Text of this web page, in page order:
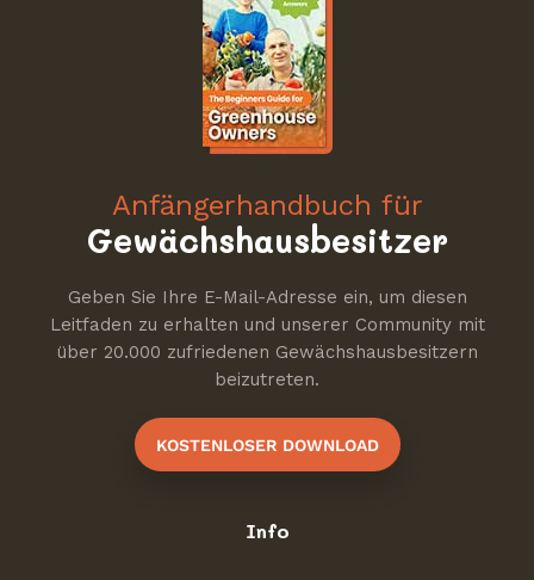
Anfängerhandbuch für
Gewächshausbesitzer
Geben Sie Ihre E-Mail-Adresse ein, um diesen
Leitfaden zu erhalten und unserer Community mit
über 20.000 zufriedenen Gewächshausbesitzern
beizutreten.
KOSTENLOSER DOWNLOAD
Info